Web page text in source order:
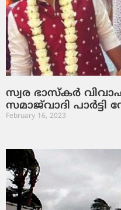
സ്വര ഭാസ്‌കര്‍
സമാജ്‌വാദി
February 16, 2023